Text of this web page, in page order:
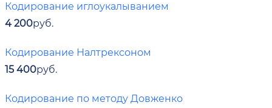
Кодирование иглоукалыванием
4 200руб.
Кодирование Налтрексоном
15 400руб.
Кодирование по методу Довженко